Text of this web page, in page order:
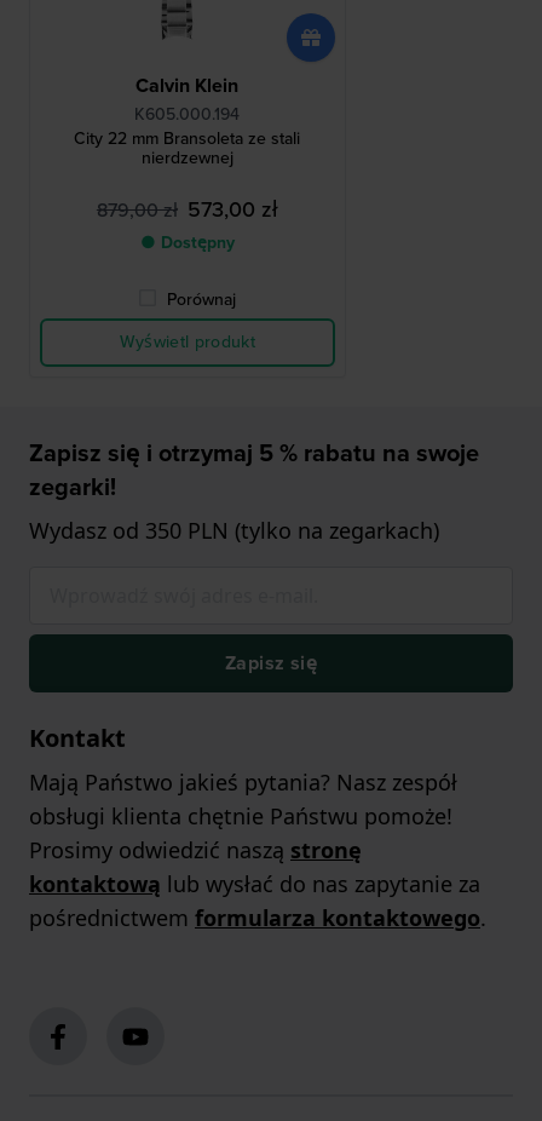
Calvin Klein
K605.000.194
City 22 mm Bransoleta ze stali
nierdzewnej
879,00 zł 573,00 zł
● Dostępny
Porównaj
Wyświetl produkt
Zapisz się i otrzymaj 5 % rabatu na swoje
zegarki!
Wydasz od 350 PLN (tylko na zegarkach)
Zapisz się
Kontakt
Mają Państwo jakieś pytania? Nasz zespół
obsługi klienta chętnie Państwu pomoże!
Prosimy odwiedzić naszą stronę
kontaktową lub wysłać do nas zapytanie za
pośrednictwem formularza kontaktowego.